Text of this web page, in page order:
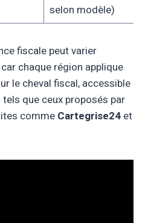
selon modèle)
fiscale peut varier
chaque région applique
le cheval fiscal, accessible
que ceux proposés par
comme Cartegrise24 et